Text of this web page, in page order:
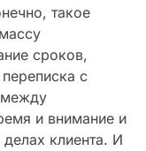
такое
сроков,
с
между
и внимание и
делах клиента. И